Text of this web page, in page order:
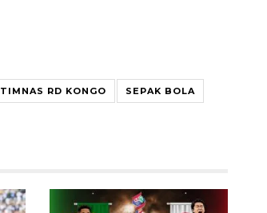
TIMNAS RD KONGO SEPAK BOLA